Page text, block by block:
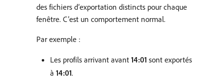
des fichiers d’exportation distincts pour chaque
fenêtre. C’est un comportement normal.
Par exemple :
Les profils arrivant avant 14:01 sont exportés
à 14:01.